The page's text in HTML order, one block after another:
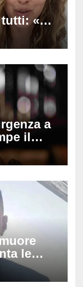
«Un
di
a
il
in
cosa
le
era
è